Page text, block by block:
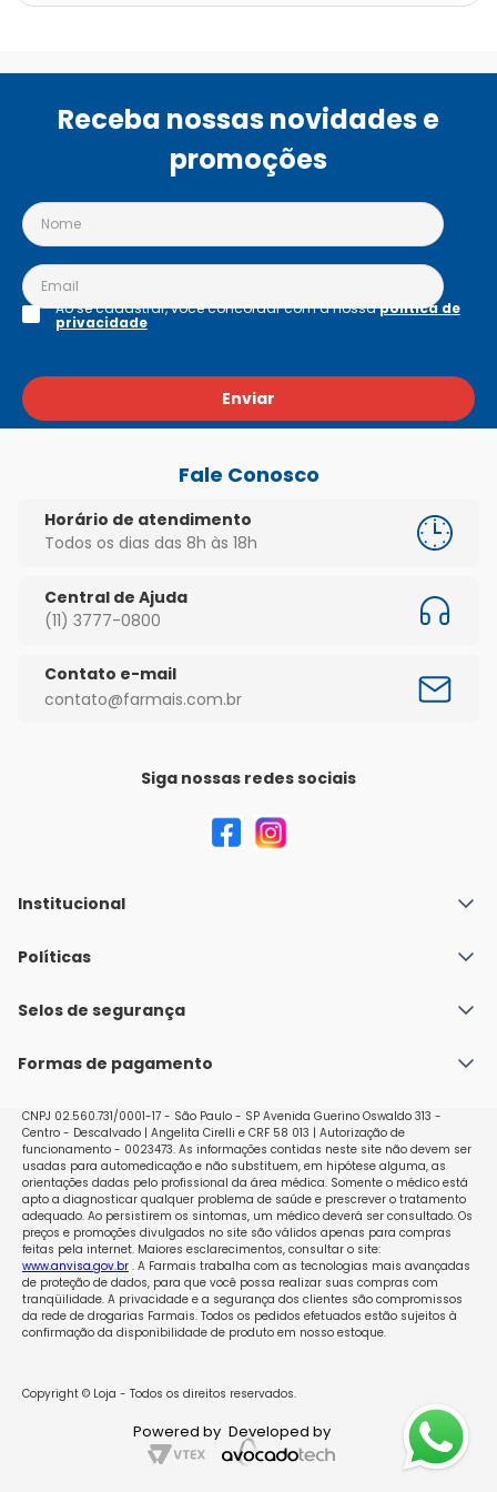
Receba nossas novidades e
promoções
Enviar
Ao se cadastrar, você concordar com a nossapolítica de
privacidade
Fale Conosco
Horário de atendimento
Todos os dias das 8h às 18h
Central de Ajuda
(11) 3777-0800
Contato e-mail
contato@farmais.com.br
Siga nossas redes sociais
Institucional
Quem Somos
Nossas lojas
Políticas
Política de Envio
Políticas de Trocas e Devoluções
Selos de segurança
Formas de pagamento
CNPJ 02.560.731/0001-17 - São Paulo - SP Avenida Guerino Oswaldo 313 -
Centro - Descalvado | Angelita Cirelli e CRF 58 013 | Autorização de
funcionamento - 0023473. As informações contidas neste site não devem ser
usadas para automedicação e não substituem, em hipótese alguma, as
orientações dadas pelo profissional da área médica. Somente o médico está
apto a diagnosticar qualquer problema de saúde e prescrever o tratamento
adequado. Ao persistirem os sintomas, um médico deverá ser consultado. Os
preços e promoções divulgados no site são válidos apenas para compras
feitas pela internet. Maiores esclarecimentos, consultar o site:
www.anvisa.gov.br. A Farmais trabalha com as tecnologias mais avançadas
de proteção de dados, para que você possa realizar suas compras com
tranqüilidade. A privacidade e a segurança dos clientes são compromissos
da rede de drogarias Farmais. Todos os pedidos efetuados estão sujeitos à
confirmação da disponibilidade de produto em nosso estoque.
Copyright © Loja - Todos os direitos reservados.
Powered by Developed by